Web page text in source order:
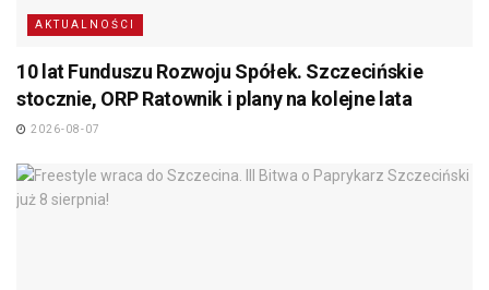
AKTUALNOŚCI
10 lat Funduszu Rozwoju Spółek. Szczecińskie
stocznie, ORP Ratownik i plany na kolejne lata
2026-08-07